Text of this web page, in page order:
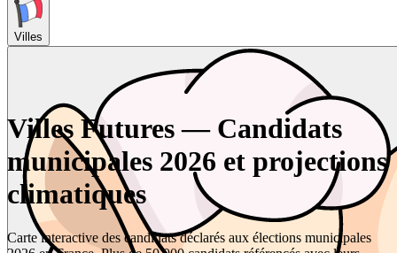
Villes
Villes Futures — Candidats
municipales 2026 et projections
climatiques
Carte interactive des candidats déclarés aux élections municipales